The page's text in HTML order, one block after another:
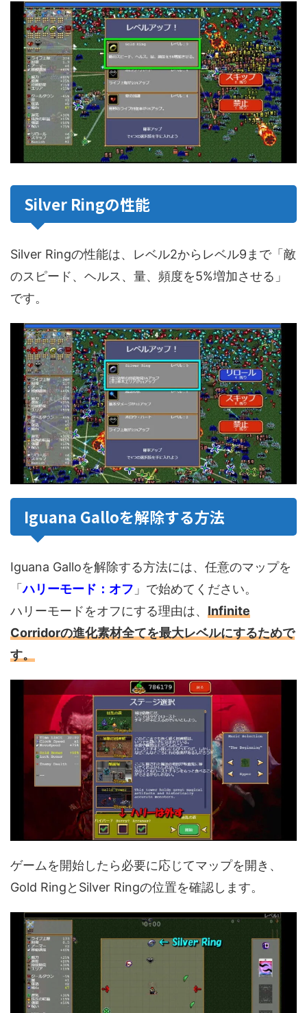
Silver Ringの性能
Silver Ringの性能は、レベル2からレベル9まで「敵
のスピード、ヘルス、量、頻度を5%増加させる」
です。
Iguana Galloを解除する方法
Iguana Galloを解除する方法には、任意のマップを
「ハリーモード：オフ 」で始めてください。
ハリーモードをオフにする理由は、 Infinite
Corridorの進化素材全てを最大レベルにするためで
す。
ゲームを開始したら必要に応じてマップを開き、
Gold RingとSilver Ringの位置を確認します。